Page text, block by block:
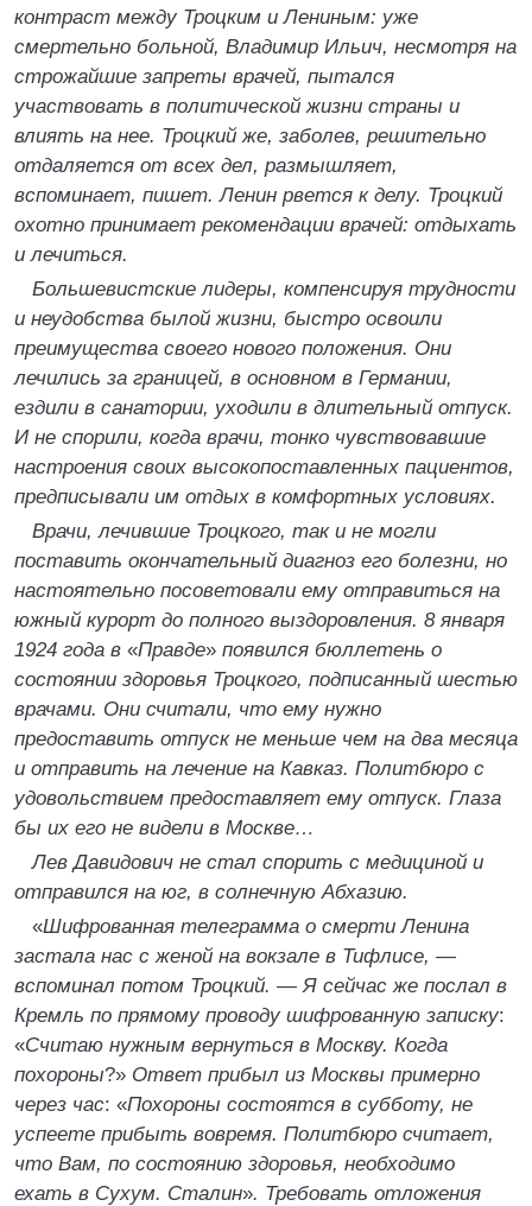
контраст между Троцким и Лениным: уже
смертельно больной, Владимир Ильич, несмотря на
строжайшие запреты врачей, пытался
участвовать в политической жизни страны и
влиять на нее. Троцкий же, заболев, решительно
отдаляется от всех дел, размышляет,
вспоминает, пишет. Ленин рвется к делу. Троцкий
охотно принимает рекомендации врачей: отдыхать
и лечиться.
Большевистские лидеры, компенсируя трудности
и неудобства былой жизни, быстро освоили
преимущества своего нового положения. Они
лечились за границей, в основном в Германии,
ездили в санатории, уходили в длительный отпуск.
И не спорили, когда врачи, тонко чувствовавшие
настроения своих высокопоставленных пациентов,
предписывали им отдых в комфортных условиях.
Врачи, лечившие Троцкого, так и не могли
поставить окончательный диагноз его болезни, но
настоятельно посоветовали ему отправиться на
южный курорт до полного выздоровления. 8 января
1924 года в «Правде» появился бюллетень о
состоянии здоровья Троцкого, подписанный шестью
врачами. Они считали, что ему нужно
предоставить отпуск не меньше чем на два месяца
и отправить на лечение на Кавказ. Политбюро с
удовольствием предоставляет ему отпуск. Глаза
бы их его не видели в Москве…
Лев Давидович не стал спорить с медициной и
отправился на юг, в солнечную Абхазию.
«Шифрованная телеграмма о смерти Ленина
застала нас с женой на вокзале в Тифлисе, —
вспоминал потом Троцкий. — Я сейчас же послал в
Кремль по прямому проводу шифрованную записку:
«Считаю нужным вернуться в Москву. Когда
похороны?» Ответ прибыл из Москвы примерно
через час: «Похороны состоятся в субботу, не
успеете прибыть вовремя. Политбюро считает,
что Вам, по состоянию здоровья, необходимо
ехать в Сухум. Сталин». Требовать отложения